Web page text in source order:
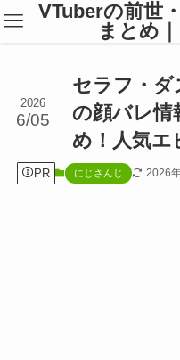
VTuberの前世
まとめ
セラフ・ダ
の顔バレ情
め！人気エ
2026
6/05
PR にじさんじ 2026